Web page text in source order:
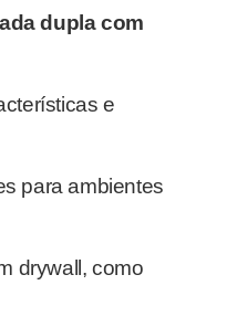
dupla com
e
para ambientes
drywall, como